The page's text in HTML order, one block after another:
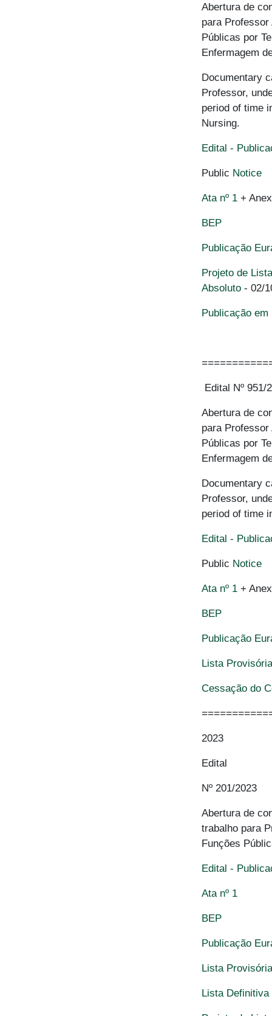
Abertura de
para Professor
Públicas por
Enfermagem
Documentary
Professor,
period of time
Nursing.
Edital -
Public Notice
Ata nº 1 +
BEP
Publicação
Projeto de
Absoluto - 02/
Publicação
Edital Nº 951/
Abertura de
para Professor
Públicas por
Enfermagem
Documentary
Professor,
period of time
Edital -
Public Notice
Ata nº 1 +
BEP
Publicação
Lista
Cessação do
2023
Edital
Nº 201/2023
Abertura de
trabalho para
Funções
Edital -
Ata nº 1
BEP
Publicação
Lista
Lista Definitiva